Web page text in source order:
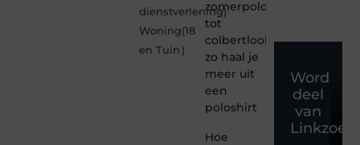
dienstverlening)
Woning
en Tuin
(18
)
zomerpolo
tot
colbertlook
zo haal je
meer uit
een
poloshirt
Hoe
Word
deel
van